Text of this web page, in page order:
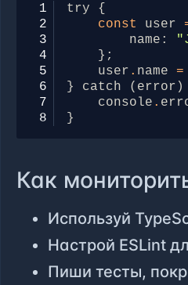
1 try
{
2
const user
3
name :
4
};
5
user . name =
6
} catch ( error )
7
console .
8
}
Как
Используй
Настрой ESLint
Пиши тесты,